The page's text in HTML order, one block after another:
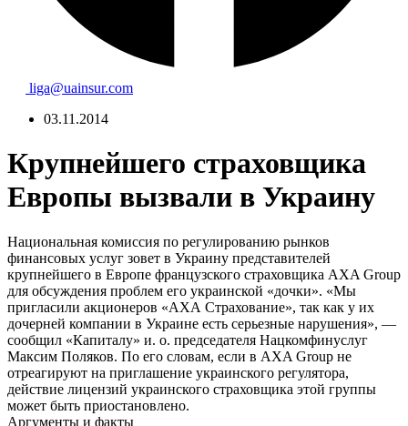
liga@uainsur.com
03.11.2014
Крупнейшего страховщика
Европы вызвали в Украину
Национальная комиссия по регулированию рынков
финансовых услуг зовет в Украину представителей
крупнейшего в Европе французского страховщика AXA Group
для обсуждения проблем его украинской «дочки». «Мы
пригласили акционеров «АХА Страхование», так как у их
дочерней компании в Украине есть серьезные нарушения», —
сообщил «Капиталу» и. о. председателя Нацкомфинуслуг
Максим Поляков. По его словам, если в AXA Group не
отреагируют на приглашение украинского регулятора,
действие лицензий украинского страховщика этой группы
может быть приостановлено.
Аргументы и факты